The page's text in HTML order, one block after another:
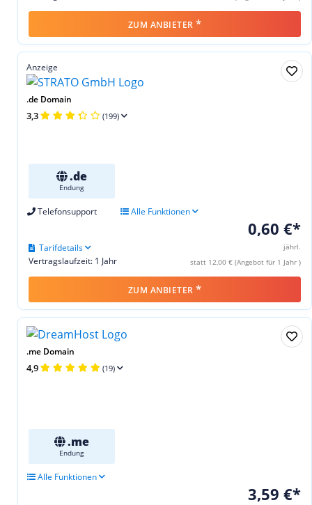
ZUM ANBIETER *
Anzeige
.de Domain
3,3 (199)
.de
Endung
Telefonsupport Alle Funktionen
0,60 €*
jährl.
statt 12,00 € (Angebot für 1 Jahr )
Vertragslaufzeit: 1 Jahr
Tarifdetails
ZUM ANBIETER *
.me Domain
4,9 (19)
.me
Endung
Alle Funktionen
3,59 €*